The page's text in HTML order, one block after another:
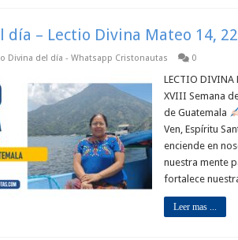
día – Lectio Divina Mateo 14,
Divina del día - Whatsapp Cristonautas 0
LECTIO
XVIII Semana
de Guatemala
Ven, Espíritu
enciende en
nuestra mente
fortalece
Leer mas ...